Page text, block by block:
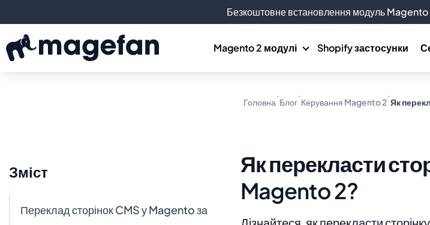
Magento 2 модулі Shopify застосунки
Головна Блог Керування Magento 2 Як
Як перекласти
Magento 2?
Зміст
Переклад сторінок CMS у Magento за
Безкоштовне встановлення модуль Magento